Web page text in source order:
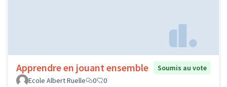
Apprendre en jouant ensemble
Soumis au vote
Ecole Albert Ruelle
0 0